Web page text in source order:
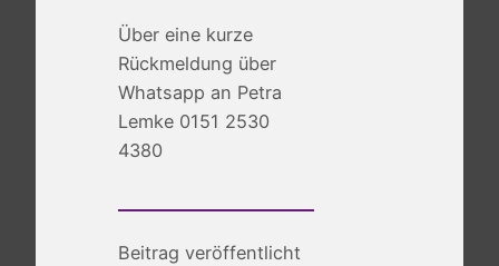
Über eine kurze
Rückmeldung über
Whatsapp an Petra
Lemke 0151 2530
4380
Beitrag veröffentlicht